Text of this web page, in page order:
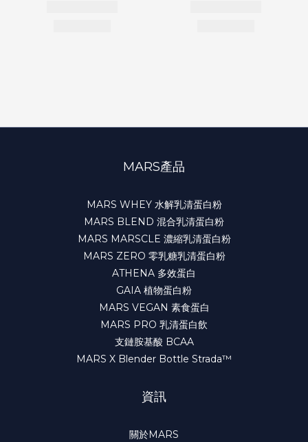
MARS產品
MARS WHEY 水解乳清蛋白粉
MARS BLEND 混合乳清蛋白粉
MARS MARSCLE 濃縮乳清蛋白粉
MARS ZERO 零乳糖乳清蛋白粉
ATHENA 多效蛋白
GAIA 植物蛋白粉
MARS VEGAN 素食蛋白
MARS PRO 乳清蛋白飲
支鏈胺基酸 BCAA
MARS X Blender Bottle Strada™
資訊
關於MARS